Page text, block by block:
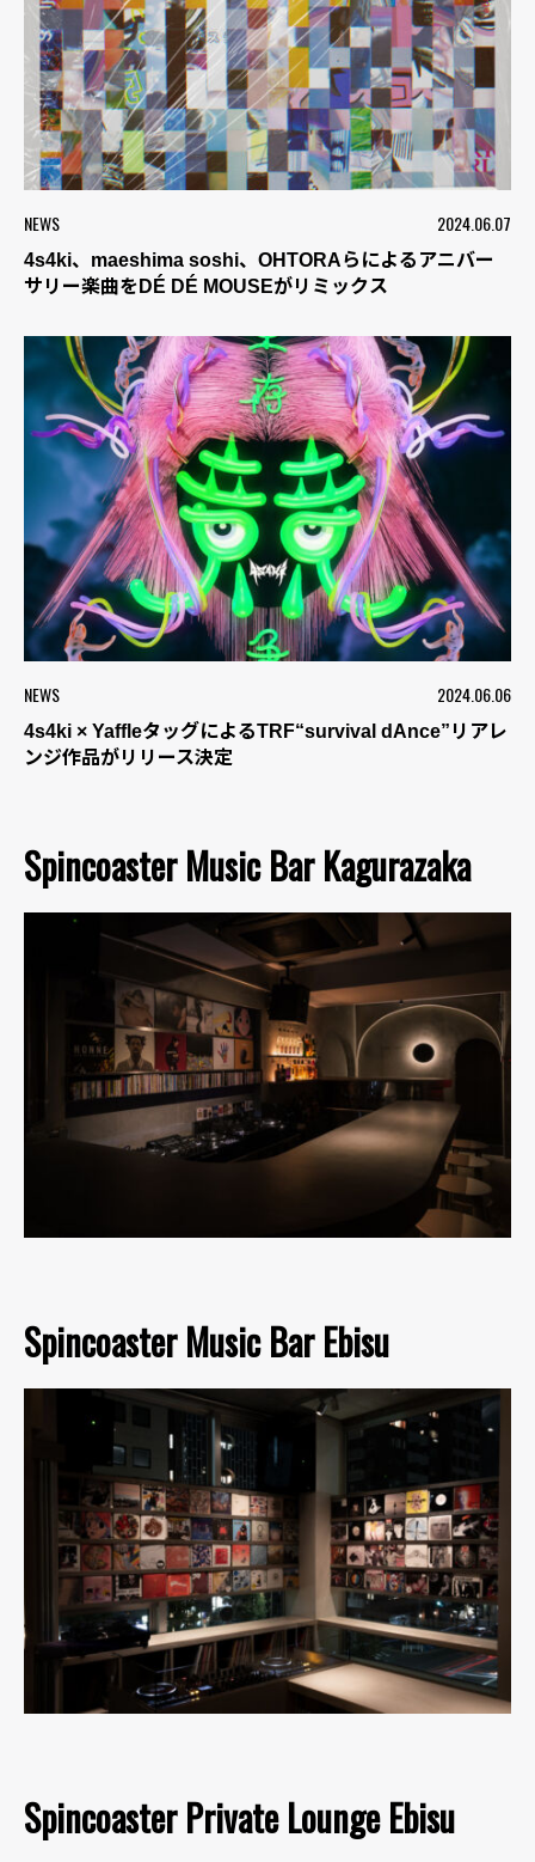
NEWS 2024.06.07
4s4ki、maeshima soshi、OHTORAらによるアニバー
サリー楽曲をDÉ DÉ MOUSEがリミックス
NEWS 2024.06.06
4s4ki × YaffleタッグによるTRF“survival dAnce”リアレ
ンジ作品がリリース決定
Spincoaster Music Bar Kagurazaka
Spincoaster Music Bar Ebisu
Spincoaster Private Lounge Ebisu